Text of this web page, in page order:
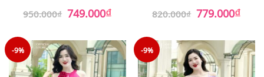
950.000₫ Giá
gốc
749.000₫Giá
hiện
749.000₫.
820.000₫ Giá
gốc
779.000₫Giá
hiện
-9% -9%